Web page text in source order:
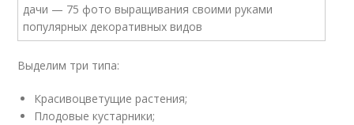
Выделим три типа:
Красивоцветущие растения;
Плодовые кустарники;